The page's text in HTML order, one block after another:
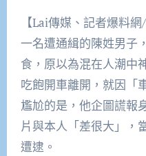
【Lai傳媒、記者爆料
一名遭通緝的陳姓男子
食，原以為混在人潮中
吃飽開車離開，就因「
尷尬的是，他企圖謊報
片與本人「差很大」，
遭逮。